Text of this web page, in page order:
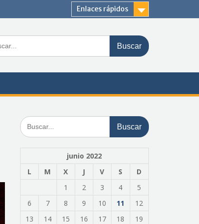
Enlaces rápidos
Buscar:
junio 2022
L
M X J V S
D
1
2 3 4
5
6
7 8 9 10 11
12
13
14 15 16 17 18
19